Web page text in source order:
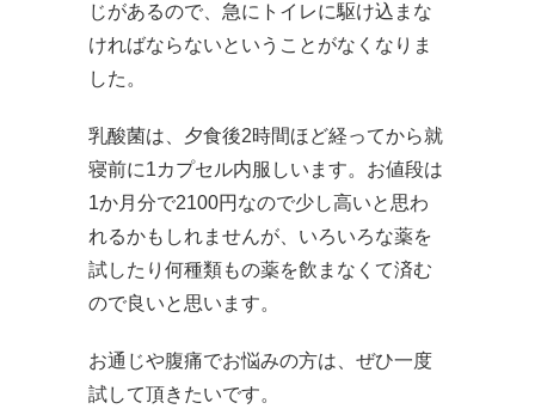
じがあるので、急にトイレに駆け込まな
ければならないということがなくなりま
した。
乳酸菌は、夕食後2時間ほど経ってから就
寝前に1カプセル内服しいます。お値段は
1か月分で2100円なので少し高いと思わ
れるかもしれませんが、いろいろな薬を
試したり何種類もの薬を飲まなくて済む
ので良いと思います。
お通じや腹痛でお悩みの方は、ぜひ一度
試して頂きたいです。